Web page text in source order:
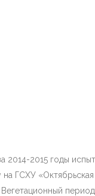
2015 годы
на ГСХУ